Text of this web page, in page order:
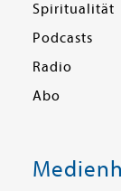
Spiritualität
Podcasts
Radio
Abo